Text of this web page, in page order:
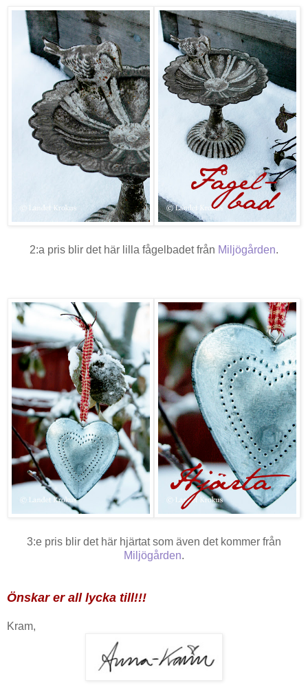
2:a pris blir det här lilla fågelbadet från Miljögården.
3:e pris blir det här hjärtat som även det kommer från
Miljögården.
Önskar er all lycka till!!!
Kram,